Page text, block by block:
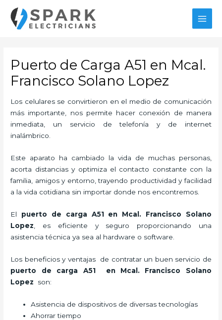
contenido
Puerto de Carga A51 en Mcal.
Francisco Solano Lopez
Los celulares se convirtieron en el medio de comunicación
más importante, nos permite hacer conexión de manera
inmediata, un servicio de telefonía y de internet
inalámbrico.
Este aparato ha cambiado la vida de muchas personas,
acorta distancias y optimiza el contacto constante con la
familia, amigos y entorno, trayendo productividad y facilidad
a la vida cotidiana sin importar donde nos encontremos.
El puerto de carga A51 en Mcal. Francisco Solano
Lopez , es eficiente y seguro proporcionando una
asistencia técnica ya sea al hardware o software.
Los beneficios y ventajas de contratar un buen servicio de
puerto de carga A51
en Mcal. Francisco Solano
Lopez son:
Asistencia de dispositivos de diversas tecnologías
Ahorrar tiempo